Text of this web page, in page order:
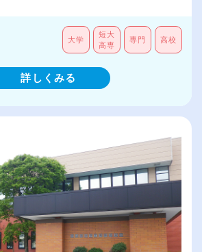
大学
短大
高専
専門 高校
詳しくみる